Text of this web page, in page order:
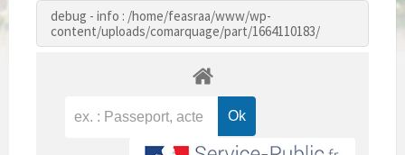
debug - info : /home/feasraa/www/wp-
content/uploads/comarquage/part/1664110183/